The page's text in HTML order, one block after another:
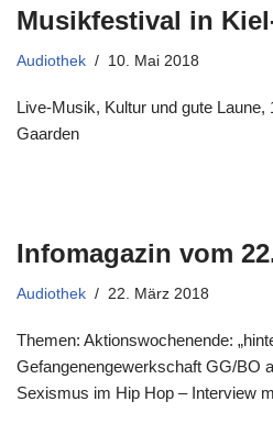
Musikfestival in
Audiothek 10. Mai 2018
Live-Musik, Kultur und gute Laune,
Gaarden
Infomagazin vom
Audiothek 22. März 2018
Themen: Aktionswochenende:
Gefangenengewerkschaft GG/BO
Sexismus im Hip Hop – Interview